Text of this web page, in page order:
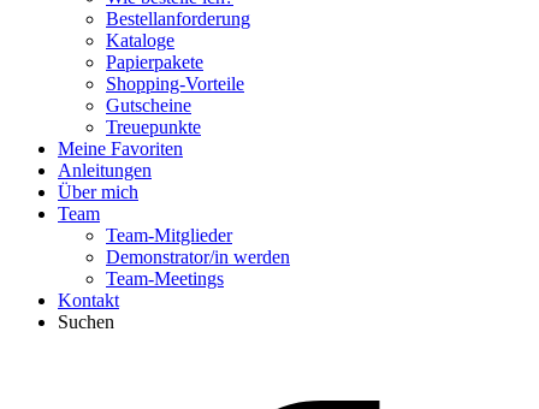
Bestellanforderung
Kataloge
Papierpakete
Shopping-Vorteile
Gutscheine
Treuepunkte
Meine Favoriten
Anleitungen
Über mich
Team
Team-Mitglieder
Demonstrator/in werden
Team-Meetings
Kontakt
Suchen